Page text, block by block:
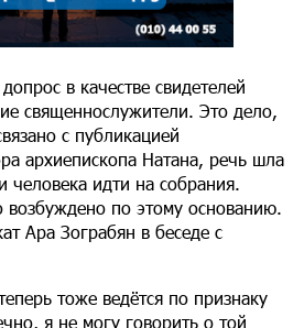
в качестве свидетелей
священнослужители. Это дело,
с публикацией
архиепископа Натана, речь шла
идти на собрания.
возбуждено по этому основанию.
Ара Зограбян в беседе с
тоже ведётся по признаку
я не могу говорить о той